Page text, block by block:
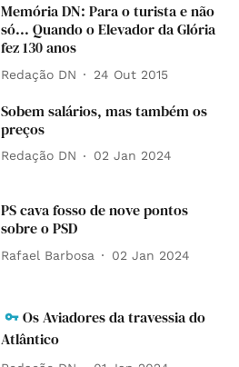
Memória DN: Para o turista e não
só... Quando o Elevador da Glória
fez 130 anos
Redação DN 24 Out 2015
Sobem salários, mas também os
preços
Redação DN 02 Jan 2024
PS cava fosso de nove pontos
sobre o PSD
Rafael Barbosa 02 Jan 2024
Os Aviadores da travessia do
Atlântico